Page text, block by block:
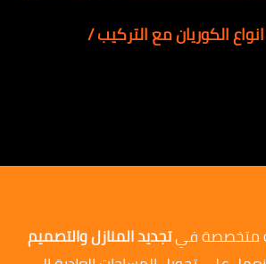
انواع الكوريان مع التركيب/
متخصصة فيتجديد المنازل والتصميم